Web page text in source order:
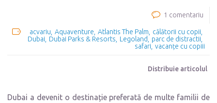
1 comentariu
acvariu Aquaventure Atlantis The Palm
călătorii cu copii
Dubai
Dubai Parks & Resorts Legoland
parc de distractii
safari vacanțe cu copiii
Distribuie articolul
Dubai a devenit o destinație preferată de multe familii de